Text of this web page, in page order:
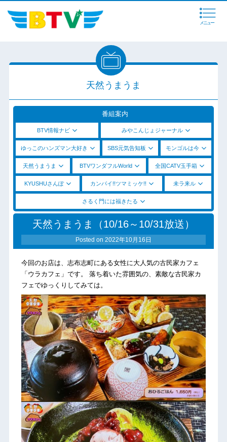
メニュー
天然うまうま
番組案内
BTV情報ナビ みやこんじょジャーナル
ゆっこのハンズマン大好き SBS元気告知板 モンゴルは今
天然うまうま BTVワンダフルWorld 全国CATV玉手箱
KYUSHUさんぽ カンパイ!!ツマミッケ!! 未ラ来ル
さるく門には福きたる
天然うまうま（10/16～10/31放送）
Posted on 2022年10月16日
今回のお店は、志布志町にある女性に大人気の古民家カフェ
「ウラカフェ」です。 落ち着いた雰囲気の、素敵な古民家カ
フェでゆっくりしてみては。